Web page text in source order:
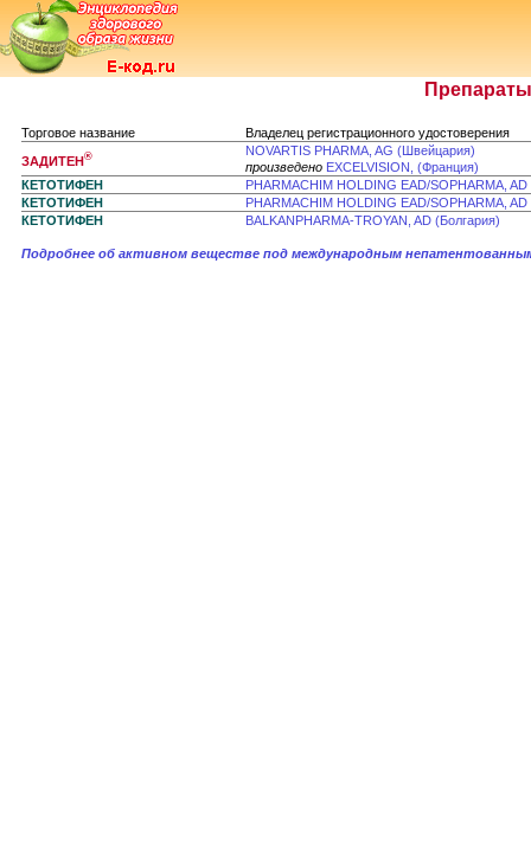
Торговое название
Владелец регистрационного удостоверения
ЗАДИТЕН®
NOVARTIS PHARMA, AG (Швейцария)
произведено EXCELVISION, (Франция)
КЕТОТИФЕН
PHARMACHIM HOLDING EAD/SOPHARMA, AD
КЕТОТИФЕН
PHARMACHIM HOLDING EAD/SOPHARMA, AD
КЕТОТИФЕН
BALKANPHARMA-TROYAN, AD (Болгария)
Подробнее об активном веществе под международным